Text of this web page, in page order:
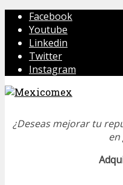
Facebook
Youtube
Linkedin
Twitter
Instagram
¿Deseas mejorar tu
en